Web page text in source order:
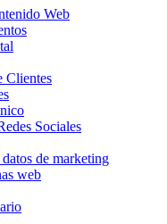
Web
Clientes
Sociales
de marketing
web